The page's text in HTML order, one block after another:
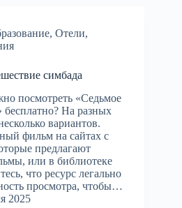
, Отели,
симбада
посмотреть «Седьмое
На разных
вариантов.
фильм на сайтах с
предлагают
или в библиотеке
что ресурс легально
просмотра, чтобы…
2025